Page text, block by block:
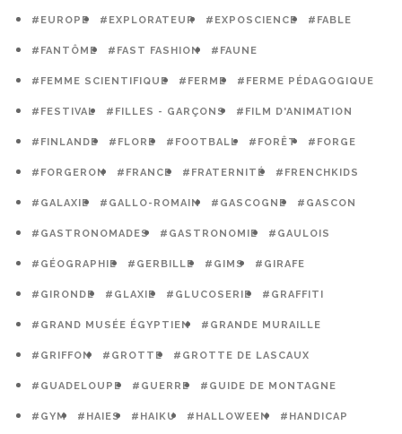
#EUROPE #EXPLORATEUR #EXPOSCIENCE #FABLE
#FANTÔME #FAST FASHION #FAUNE
#FEMME SCIENTIFIQUE #FERME #FERME PÉDAGOGIQUE
#FESTIVAL #FILLES - GARÇONS #FILM D'ANIMATION
#FINLANDE #FLORE #FOOTBALL #FORÊT #FORGE
#FORGERON #FRANCE #FRATERNITÉ #FRENCHKIDS
#GALAXIE #GALLO-ROMAIN #GASCOGNE #GASCON
#GASTRONOMADES #GASTRONOMIE #GAULOIS
#GÉOGRAPHIE #GERBILLE #GIMS #GIRAFE
#GIRONDE #GLAXIE #GLUCOSERIE #GRAFFITI
#GRAND MUSÉE ÉGYPTIEN #GRANDE MURAILLE
#GRIFFON #GROTTE #GROTTE DE LASCAUX
#GUADELOUPE #GUERRE #GUIDE DE MONTAGNE
#GYM #HAIES #HAIKU #HALLOWEEN #HANDICAP